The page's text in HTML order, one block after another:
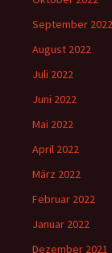
September 2022
August 2022
Juli 2022
Juni 2022
Mai 2022
April 2022
März 2022
Februar 2022
Januar 2022
Dezember 2021